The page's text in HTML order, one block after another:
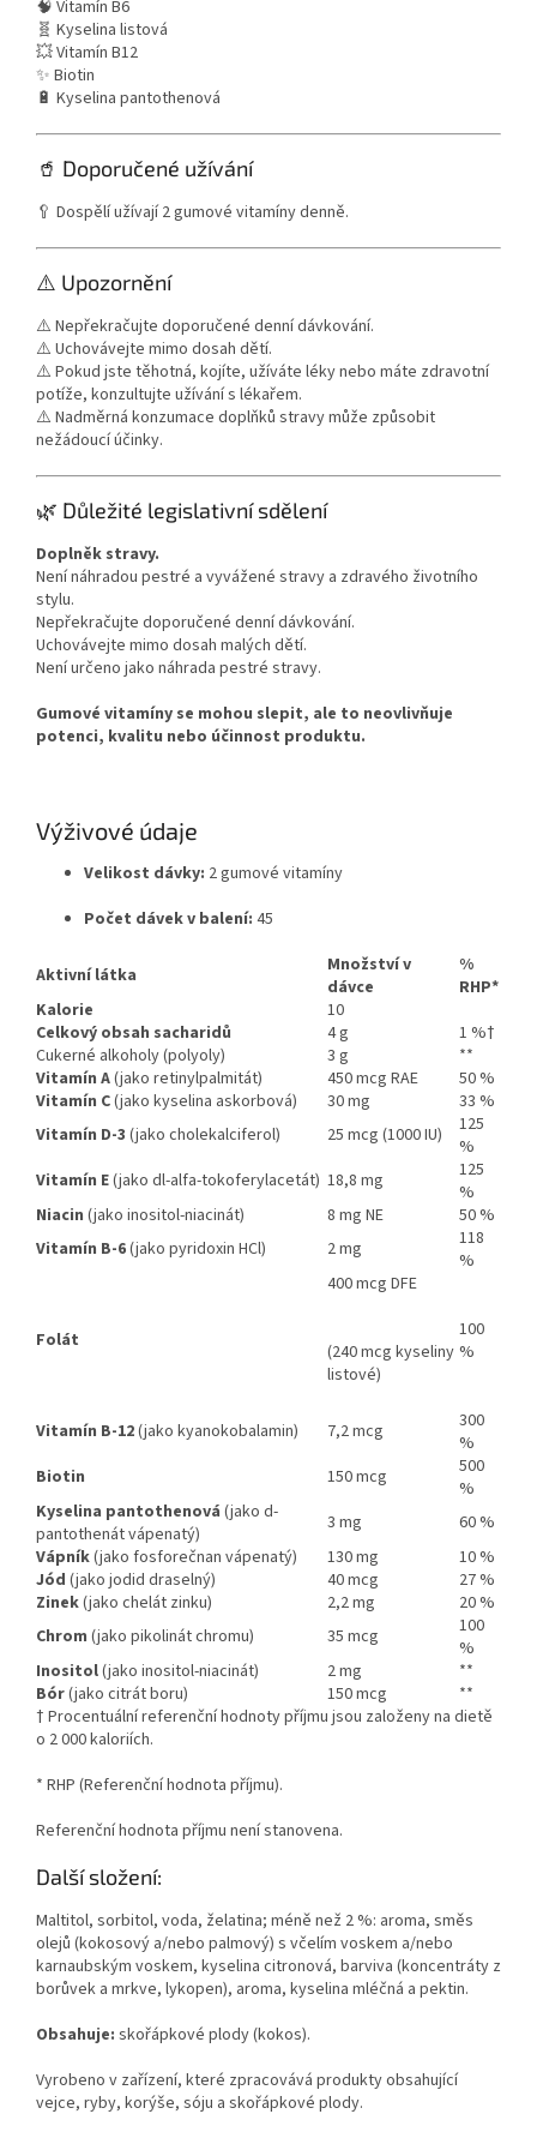
🧠 Vitamín B6
🧬 Kyselina listová
💥 Vitamín B12
✨ Biotin
🔋 Kyselina pantothenová
🥤 Doporučené užívání
🥄 Dospělí užívají 2 gumové vitamíny denně.
⚠️ Upozornění
⚠️ Nepřekračujte doporučené denní dávkování.
⚠️ Uchovávejte mimo dosah dětí.
⚠️ Pokud jste těhotná, kojíte, užíváte léky nebo máte zdravotní
potíže, konzultujte užívání s lékařem.
⚠️ Nadměrná konzumace doplňků stravy může způsobit
nežádoucí účinky.
🌿 Důležité legislativní sdělení
Doplněk stravy.
Není náhradou pestré a vyvážené stravy a zdravého životního
stylu.
Nepřekračujte doporučené denní dávkování.
Uchovávejte mimo dosah malých dětí.
Není určeno jako náhrada pestré stravy.
Gumové vitamíny se mohou slepit, ale to neovlivňuje
potenci, kvalitu nebo účinnost produktu.
Výživové údaje
Velikost dávky: 2 gumové vitamíny
Počet dávek v balení: 45
Aktivní látka
Množství v
dávce
%
RHP*
Kalorie
10
Celkový obsah sacharidů
4 g
1 %†
Cukerné alkoholy (polyoly)
3 g
**
Vitamín A(jako retinylpalmitát) 450 mcg RAE
50 %
Vitamín C(jako kyselina askorbová) 30 mg
33 %
Vitamín D-3 (jako cholekalciferol) 25 mcg (1000 IU)
125
%
Vitamín E(jako dl-alfa-tokoferylacetát) 18,8 mg
125
%
Niacin (jako inositol-niacinát) 8 mg NE
50 %
Vitamín B-6(jako pyridoxin HCl) 2 mg
118
%
Folát
400 mcg DFE
(240 mcg kyseliny
listové)
100
%
Vitamín B-12(jako kyanokobalamin) 7,2 mcg
300
%
Biotin
150 mcg
500
%
Kyselina pantothenová (jako d-
pantothenát vápenatý)
3 mg
60 %
Vápník(jako fosforečnan vápenatý) 130 mg
10 %
Jód (jako jodid draselný) 40 mcg
27 %
Zinek(jako chelát zinku) 2,2 mg
20 %
Chrom (jako pikolinát chromu) 35 mcg
100
%
Inositol(jako inositol-niacinát) 2 mg
**
Bór(jako citrát boru) 150 mcg
**
† Procentuální referenční hodnoty příjmu jsou založeny na dietě
o 2 000 kaloriích.
* RHP (Referenční hodnota příjmu).
Referenční hodnota příjmu není stanovena.
Další složení:
Maltitol, sorbitol, voda, želatina; méně než 2 %: aroma, směs
olejů (kokosový a/nebo palmový) s včelím voskem a/nebo
karnaubským voskem, kyselina citronová, barviva (koncentráty z
borůvek a mrkve, lykopen), aroma, kyselina mléčná a pektin.
Obsahuje: skořápkové plody (kokos).
Vyrobeno v zařízení, které zpracovává produkty obsahující
vejce, ryby, korýše, sóju a skořápkové plody.